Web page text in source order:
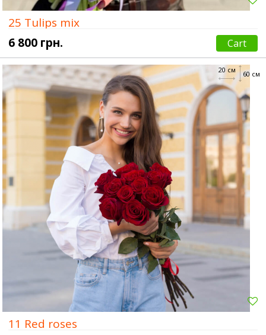
25 Tulips mix
6 800 грн.
Cart
60 см
20 см
11 Red roses